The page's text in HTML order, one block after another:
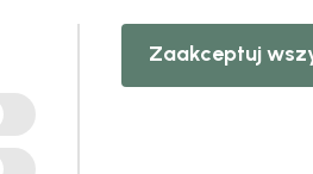
próbek
za darmo.
Zaakceptuj